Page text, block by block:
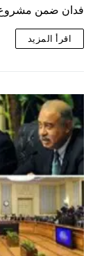
فدان ضمن
اقرأ المزيد